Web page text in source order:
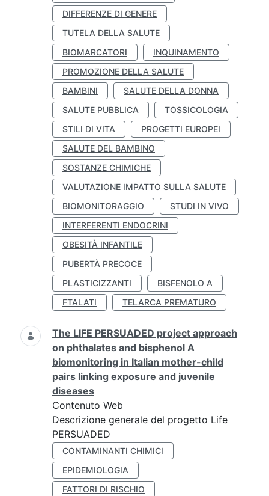
DIFFERENZE DI GENERE
TUTELA DELLA SALUTE
BIOMARCATORI
INQUINAMENTO
PROMOZIONE DELLA SALUTE
BAMBINI
SALUTE DELLA DONNA
SALUTE PUBBLICA
TOSSICOLOGIA
STILI DI VITA
PROGETTI EUROPEI
SALUTE DEL BAMBINO
SOSTANZE CHIMICHE
VALUTAZIONE IMPATTO SULLA SALUTE
BIOMONITORAGGIO
STUDI IN VIVO
INTERFERENTI ENDOCRINI
OBESITÀ INFANTILE
PUBERTÀ PRECOCE
PLASTICIZZANTI
BISFENOLO A
FTALATI
TELARCA PREMATURO
The LIFE PERSUADED project approach
on phthalates and bisphenol A
biomonitoring in Italian mother-child
pairs linking exposure and juvenile
diseases
Contenuto Web
Descrizione generale del progetto Life
PERSUADED
CONTAMINANTI CHIMICI
EPIDEMIOLOGIA
FATTORI DI RISCHIO